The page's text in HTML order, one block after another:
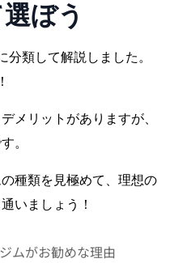
ぼう
類して解説しました。
メリットがありますが、
。
種類を見極めて、理想の
いましょう！
ムがお勧めな理由